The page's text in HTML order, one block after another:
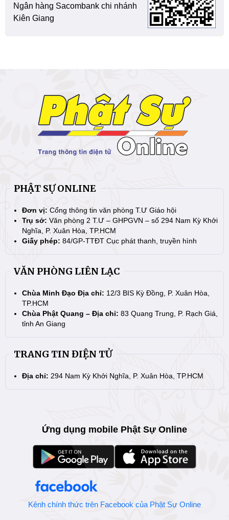
Ngân hàng Sacombank chi nhánh
Kiên Giang
PHẬT SỰ ONLINE
Đơn vị: Cổng thông tin văn phòng T.Ư Giáo hội
Trụ sở: Văn phòng 2 T.Ư – GHPGVN – số 294 Nam Kỳ Khởi
Nghĩa, P. Xuân Hòa, TP.HCM
Giấy phép: 84/GP-TTĐT Cục phát thanh, truyền hình
VĂN PHÒNG LIÊN LẠC
Chùa Minh Đạo Địa chỉ: 12/3 BIS Kỳ Đồng, P. Xuân Hòa,
TP.HCM
Chùa Phật Quang – Địa chỉ: 83 Quang Trung, P. Rạch Giá,
tỉnh An Giang
TRANG TIN ĐIỆN TỬ
Địa chỉ: 294 Nam Kỳ Khởi Nghĩa, P. Xuân Hòa, TP.HCM
Ứng dụng mobile Phật Sự Online
Kênh chính thức trên Facebook của Phật Sự Online